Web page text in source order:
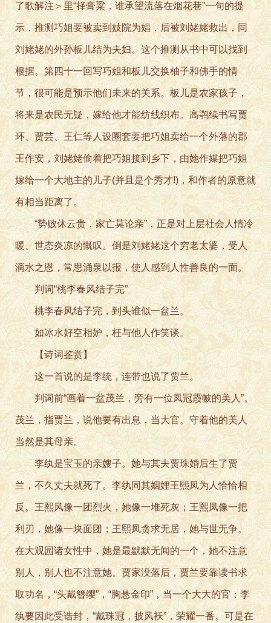
了歌解注＞里“择膏粱，谁承望流落在烟花巷”一句的提
示，推测巧姐要被卖到妓院为娼，后被刘姥姥救出，同
刘姥姥的外孙板儿结为夫妇。这个推测从书中可以找到
根据。第四十一回写巧姐和板儿交换柚子和佛手的情
节，很可能是预示他们未来的关系。板儿是农家孩子，
将来是农民无疑，嫁给他才能纺线织布。高鹗续书写贾
环、贾芸、王仁等人设圈套要把巧姐卖给一个外藩的郡
王作安，刘姥姥偷着把巧姐接到乡下，由她作媒把巧姐
嫁给一个大地主的儿子(并且是个秀才!)，和作者的原意就
有相当距离了。
“势败休云贵，家亡莫论亲”，正是对上层社会人情冷
暖、世态炎凉的慨叹。倒是刘姥姥这个穷老太婆，受人
滴水之恩，常思涌泉以报，使人感到人性善良的一面。
判词“桃李春风结子完”
桃李春风结子完，到头谁似一盆兰。
如冰水好空相妒，枉与他人作笑谈。
【诗词鉴赏】
这一首说的是李统，连带也说了贾兰。
判词前“画着一盆茂兰，旁有一位凤冠霞帔的美人”。
茂兰，指贾兰，说他要有出息，当大官。守着他的美人
当然是其母亲。
李纨是宝玉的亲嫂子。她与其夫贾珠婚后生了贾
兰，不久丈夫就死了。李纨同其姻娌王熙凤为人恰恰相
反。王熙风像一团烈火，她像一堆死灰；王熙凤像一把
利刃，她像一块面团；王熙凤贪求无居，她与世无争。
在大观园诸女性中，她是最默默无闻的一个，她不注意
别人，别人也不注意她。贾家没落后，贾兰要靠读书求
取功名，“头戴簪缨”，“胸悬金印”，当一个大大的官；李
纨要因此受诰封，“戴珠冠，披风袄”，荣耀一番。可是在